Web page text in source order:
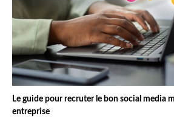
Le guide pour recruter le bon social media
entreprise